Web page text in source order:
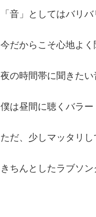
「音」としてはバリ
今だからこそ心地よく
夜の時間帯に聞きたい
僕は昼間に聴くバラ
ただ、少しマッタリし
きちんとしたラブソ